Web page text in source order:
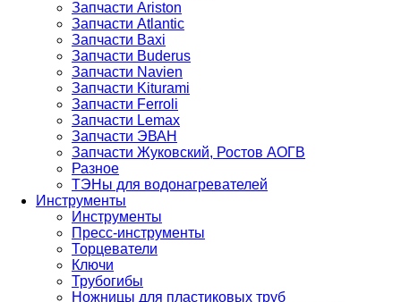
Запчасти Ariston
Запчасти Atlantic
Запчасти Baxi
Запчасти Buderus
Запчасти Navien
Запчасти Kiturami
Запчасти Ferroli
Запчасти Lemax
Запчасти ЭВАН
Запчасти Жуковский, Ростов АОГВ
Разное
ТЭНы для водонагревателей
Инструменты
Инструменты
Пресс-инструменты
Торцеватели
Ключи
Трубогибы
Ножницы для пластиковых труб